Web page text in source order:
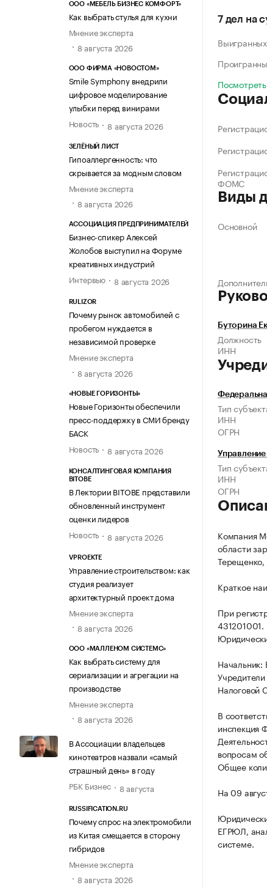
ООО «МЕБЕЛЬ БИЗНЕС КОМФОРТ»
Как выбрать стулья для кухни
Мнение эксперта
8 августа 2026
ООО ФИРМА «НОВОСТОМ»
Smile Symphony внедрили
цифровое моделирование
улыбки перед винирами
Новость
8 августа 2026
ЗЕЛЁНЫЙ ЛИСТ
Гипоаллергенность: что
скрывается за модным словом
Мнение эксперта
8 августа 2026
АССОЦИАЦИЯ ПРЕДПРИНИМАТЕЛЕЙ
Бизнес-спикер Алексей
Жолобов выступил на Форуме
креативных индустрий
Интервью
8 августа 2026
RULIZOR
Почему рынок автомобилей с
пробегом нуждается в
независимой проверке
Мнение эксперта
8 августа 2026
«НОВЫЕ ГОРИЗОНТЫ»
Новые Горизонты обеспечили
пресс-поддержку в СМИ бренду
БАСК
Новость
8 августа 2026
КОНСАЛТИНГОВАЯ КОМПАНИЯ
BITOBE
В Лектории BITOBE представили
обновленный инструмент
оценки лидеров
Новость
8 августа 2026
VPROEKTE
Управление строительством: как
студия реализует
архитектурный проект дома
Мнение эксперта
8 августа 2026
ООО «МАЛЛЕНОМ СИСТЕМС»
Как выбрать систему для
сериализации и агрегации на
производстве
Мнение эксперта
8 августа 2026
В Ассоциации владельцев
кинотеатров назвали «самый
страшный день» в году
РБК Бизнес
8 августа
RUSSIFICATION.RU
Почему спрос на электромобили
из Китая смещается в сторону
гибридов
Мнение эксперта
8 августа 2026
7 дел на
ФОМС
Виды
Основной
Буторина
Должность
ИНН
Тип
ИНН
ОГРН
Тип
ИНН
ОГРН
Компания
области
Терещенко,
Краткое
При
431201001.
Начальник:
Налоговой
В
инспекция
вопросам
Общее
На 09
ЕГРЮЛ,
системе.